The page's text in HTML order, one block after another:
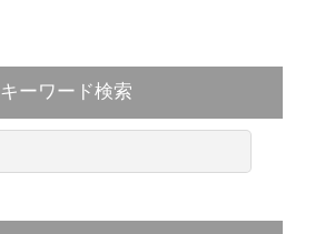
キーワード検索